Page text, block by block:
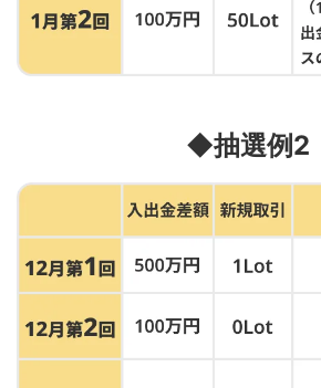
◆抽選例2